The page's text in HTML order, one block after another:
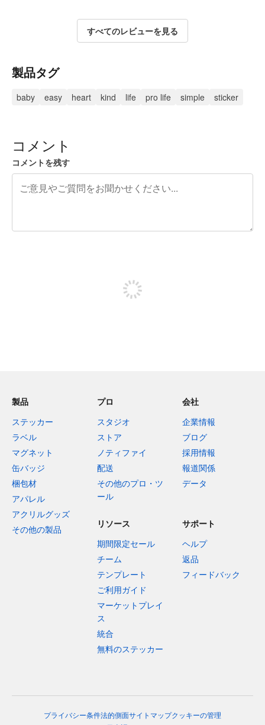
すべてのレビューを見る
製品タグ
baby easy heart kind life pro life simple sticker
コメント
コメントを残す
製品
ステッカー
ラベル
マグネット
缶バッジ
梱包材
アパレル
アクリルグッズ
その他の製品
プロ
スタジオ
ストア
ノティファイ
配送
その他のプロ・ツ
ール
会社
企業情報
ブログ
採用情報
報道関係
データ
リソース
期間限定セール
チーム
テンプレート
ご利用ガイド
マーケットプレイ
ス
統合
無料のステッカー
サポート
ヘルプ
返品
フィードバック
プライバシー条件法的側面サイトマップクッキーの管理